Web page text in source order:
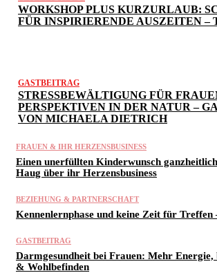
WORKSHOP PLUS KURZURLAUB:
FÜR INSPIRIERENDE AUSZEITEN –
GASTBEITRAG
STRESSBEWÄLTIGUNG FÜR
PERSPEKTIVEN IN DER NATUR –
VON MICHAELA DIETRICH
FRAUEN & IHR HERZENSBUSINESS
Einen unerfüllten Kinderwunsch
Haug über ihr Herzensbusiness
BEZIEHUNG & PARTNERSCHAFT
Kennenlernphase und keine Zeit für Treffen
GASTBEITRAG
Darmgesundheit bei Frauen: Mehr Energie,
& Wohlbefinden